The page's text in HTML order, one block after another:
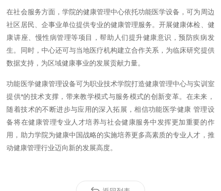
在社会服务方面，学院的健康管理中心依托功能医学设备，可为周边
社区居民、企事业单位提供专业的健康管理服务。开展健康体检、健
康讲座、慢性病管理等项目，帮助人们提升健康意识，预防疾病发
生。同时，中心还可与当地医疗机构建立合作关系，为临床研究提供
数据支持，为区域健康事业的发展贡献力量。
功能医学健康管理设备可为职业技术学院打造健康管理中心与实训室
提供*的技术支撑，带来教学模式与服务模式的创新变革。在未来，
随着技术的不断进步与应用的深入拓展，相信功能医学健康 管理设
备将在健康管理专业人才培养与社会健康服务中发挥更加重要的作
用，助力学院为健康中国战略的实施培养更多高素质的专业人才，推
动健康管理行业迈向新的发展高度。